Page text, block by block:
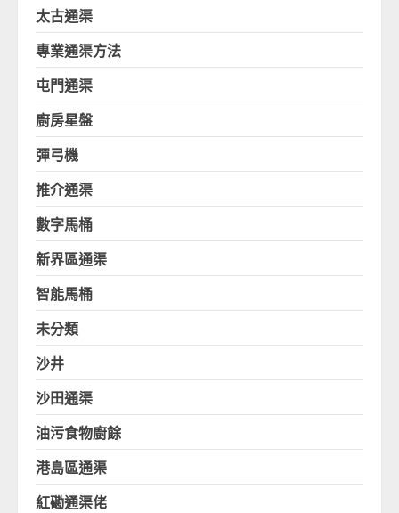
太古通渠
專業通渠方法
屯門通渠
廚房星盤
彈弓機
推介通渠
數字馬桶
新界區通渠
智能馬桶
未分類
沙井
沙田通渠
油污食物廚餘
港島區通渠
紅磡通渠佬